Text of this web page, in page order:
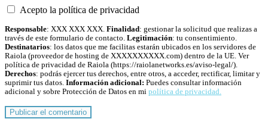
Acepto la política de privacidad
Responsable: XXX XXX XXX. Finalidad: gestionar la solicitud que realizas a
través de este formulario de contacto. Legitimación: tu consentimiento.
Destinatarios: los datos que me facilitas estarán ubicados en los servidores de
Raiola (proveedor de hosting de XXXXXXXXXX.com) dentro de la UE. Ver
política de privacidad de Raiola (https://raiolanetworks.es/aviso-legal/).
Derechos: podrás ejercer tus derechos, entre otros, a acceder, rectificar, limitar y
suprimir tus datos. Información adicional: Puedes consultar información
adicional y sobre Protección de Datos en mi política de privacidad.